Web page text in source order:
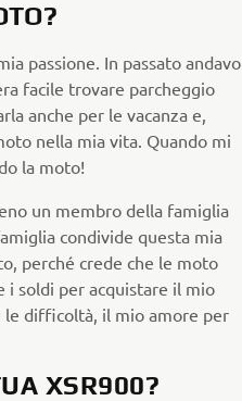
passione. In passato andavo
facile trovare parcheggio
anche per le vacanza e,
nella mia vita. Quando mi
la moto!
un membro della famiglia
condivide questa mia
perché crede che le moto
i soldi per acquistare il mio
difficoltà, il mio amore per
XSR900?